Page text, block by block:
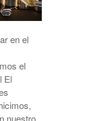
en el
el
El
nuestro